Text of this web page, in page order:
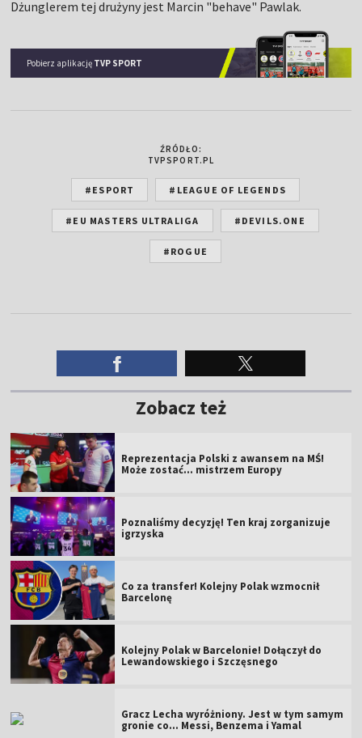
Dżunglerem tej drużyny jest Marcin "behave" Pawlak.
Pobierz aplikację TVP SPORT
ŹRÓDŁO:
TVPSPORT.PL
#ESPORT #LEAGUE OF LEGENDS
#EU MASTERS ULTRALIGA #DEVILS.ONE
#ROGUE
Zobacz też
Reprezentacja Polski z awansem na MŚ!
Może zostać... mistrzem Europy
Poznaliśmy decyzję! Ten kraj zorganizuje
igrzyska
Co za transfer! Kolejny Polak wzmocnił
Barcelonę
Kolejny Polak w Barcelonie! Dołączył do
Lewandowskiego i Szczęsnego
Gracz Lecha wyróżniony. Jest w tym samym
gronie co... Messi, Benzema i Yamal